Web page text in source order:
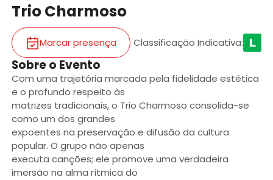
Trio Charmoso
Marcar presença Classificação Indicativa:
Sobre o Evento
Com uma trajetória marcada pela fidelidade estética
e o profundo respeito às
matrizes tradicionais, o Trio Charmoso consolida-se
como um dos grandes
expoentes na preservação e difusão da cultura
popular. O grupo não apenas
executa canções; ele promove uma verdadeira
imersão na alma rítmica do